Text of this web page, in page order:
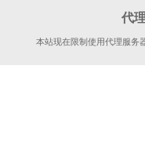
代
本站现在限制使用代理服务